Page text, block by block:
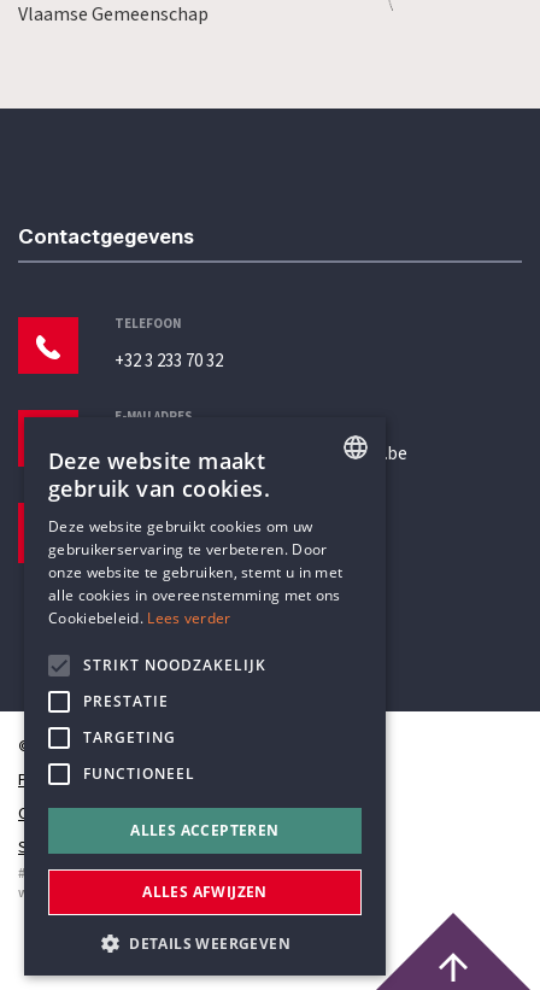
Vlaamse Gemeenschap
Contactgegevens
TELEFOON
+32 3 233 70 32
E-MAILADRES
secretariaat@humanistischverbond.be
Pottenbrug 4
Antwerpen, 2000
© Humanistisch Verbond 2026
Privacy
Cookiestatement
Sitemap
#codedwithlove byCodelines
webapplicaties
mobiele apps&maatwerk websites
DUTCH
Deze website maakt
gebruik van cookies.
Deze website gebruikt cookies om uw
gebruikerservaring te verbeteren. Door
onze website te gebruiken, stemt u in met
alle cookies in overeenstemming met ons
Cookiebeleid. Lees verder
STRIKT NOODZAKELIJK
PRESTATIE
TARGETING
FUNCTIONEEL
ALLES ACCEPTEREN
ALLES AFWIJZEN
DETAILS WEERGEVEN